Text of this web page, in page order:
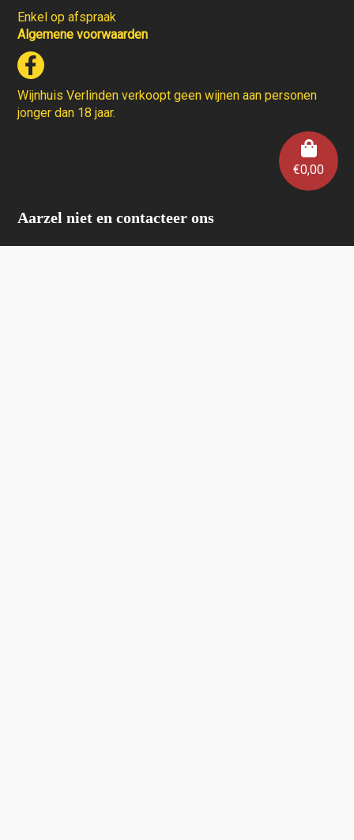
€0,00
Enkel op afspraak
Algemene voorwaarden
Wijnhuis Verlinden verkoopt geen wijnen aan personen
jonger dan 18 jaar.
Aarzel niet en contacteer ons